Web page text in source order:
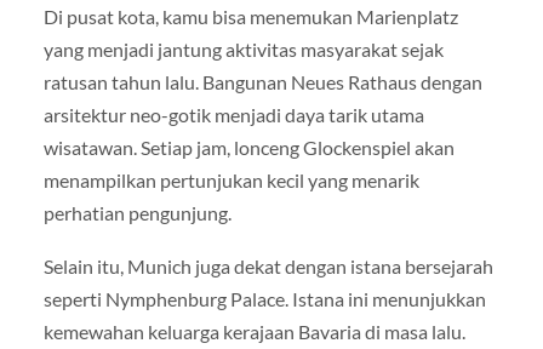
Di pusat kota, kamu bisa menemukan Marienplatz
yang menjadi jantung aktivitas masyarakat sejak
ratusan tahun lalu. Bangunan Neues Rathaus dengan
arsitektur neo-gotik menjadi daya tarik utama
wisatawan. Setiap jam, lonceng Glockenspiel akan
menampilkan pertunjukan kecil yang menarik
perhatian pengunjung.
Selain itu, Munich juga dekat dengan istana bersejarah
seperti Nymphenburg Palace. Istana ini menunjukkan
kemewahan keluarga kerajaan Bavaria di masa lalu.